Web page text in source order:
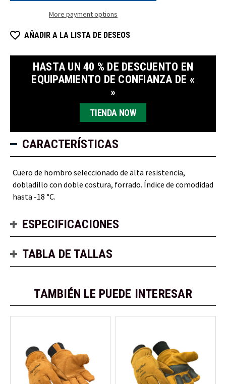
More payment options
AÑADIR A LA LISTA DE DESEOS
HASTA UN 40 % DE DESCUENTO EN
EQUIPAMIENTO DE CONFIANZA DE «
»
TIENDA NOW
CARACTERÍSTICAS
Cuero de hombro seleccionado de alta resistencia,
dobladillo con doble costura, forrado. Índice de comodidad
hasta -18 °C.
ESPECIFICACIONES
TABLA DE TALLAS
TAMBIÉN LE PUEDE INTERESAR